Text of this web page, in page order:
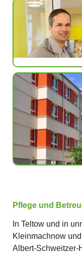
Pflege und
In Teltow und in
Kleinmachnow
Albert-Schweitzer-